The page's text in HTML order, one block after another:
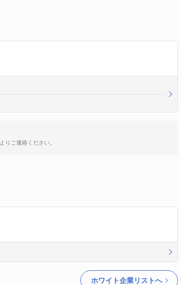
よりご連絡ください。
ホワイト企業リストへ